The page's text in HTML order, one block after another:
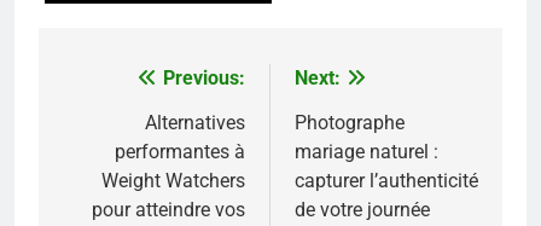
Navigation
l’article
Previous:
Alternatives
performantes à
Weight Watchers
pour atteindre vos
Next:
Photographe
mariage naturel :
capturer l’authenticité
de votre journée